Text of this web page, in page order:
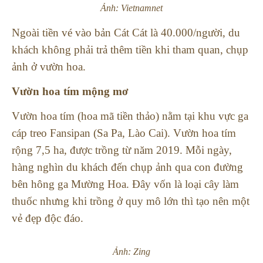
Ảnh: Vietnamnet
Ngoài tiền vé vào bản Cát Cát là 40.000/người, du
khách không phải trả thêm tiền khi tham quan, chụp
ảnh ở vườn hoa.
Vườn hoa tím mộng mơ
Vườn hoa tím (hoa mã tiền thảo) nằm tại khu vực ga
cáp treo Fansipan (Sa Pa, Lào Cai). Vườn hoa tím
rộng 7,5 ha, được trồng từ năm 2019. Mỗi ngày,
hàng nghìn du khách đến chụp ảnh qua con đường
bên hông ga Mường Hoa. Đây vốn là loại cây làm
thuốc nhưng khi trồng ở quy mô lớn thì tạo nên một
vẻ đẹp độc đáo.
Ảnh: Zing